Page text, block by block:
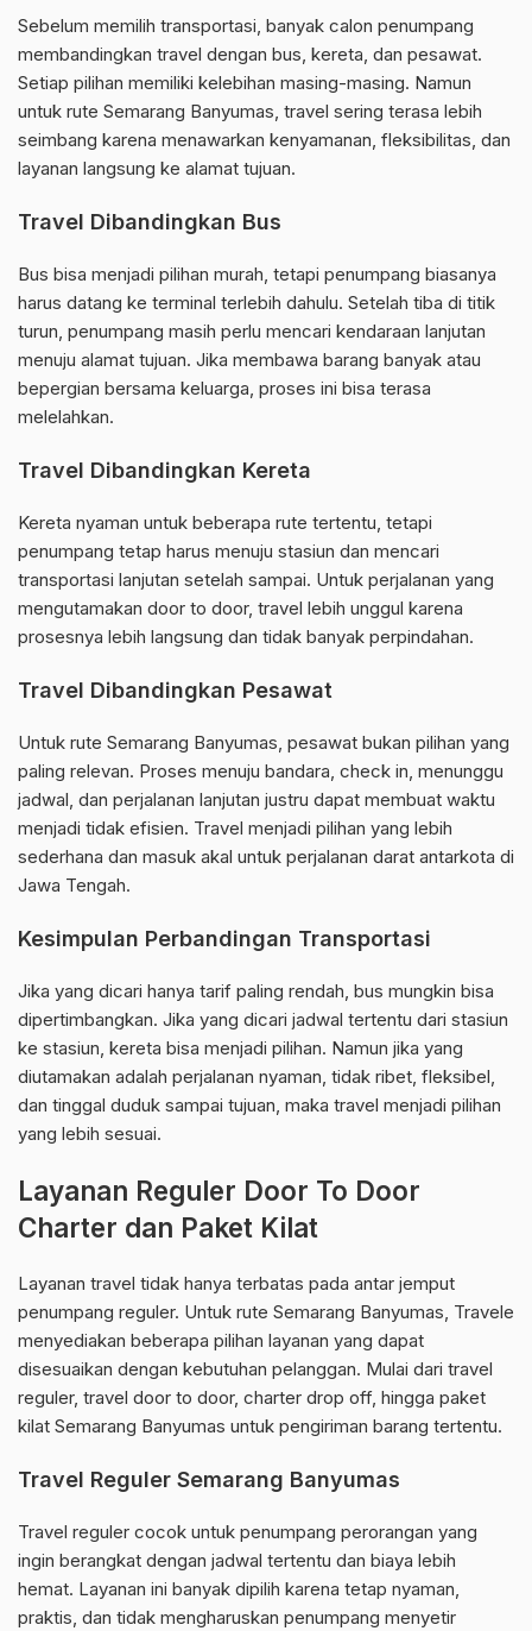
Sebelum memilih transportasi, banyak calon penumpang
membandingkan travel dengan bus, kereta, dan pesawat.
Setiap pilihan memiliki kelebihan masing-masing. Namun
untuk rute Semarang Banyumas, travel sering terasa lebih
seimbang karena menawarkan kenyamanan, fleksibilitas, dan
layanan langsung ke alamat tujuan.
Travel Dibandingkan Bus
Bus bisa menjadi pilihan murah, tetapi penumpang biasanya
harus datang ke terminal terlebih dahulu. Setelah tiba di titik
turun, penumpang masih perlu mencari kendaraan lanjutan
menuju alamat tujuan. Jika membawa barang banyak atau
bepergian bersama keluarga, proses ini bisa terasa
melelahkan.
Travel Dibandingkan Kereta
Kereta nyaman untuk beberapa rute tertentu, tetapi
penumpang tetap harus menuju stasiun dan mencari
transportasi lanjutan setelah sampai. Untuk perjalanan yang
mengutamakan door to door, travel lebih unggul karena
prosesnya lebih langsung dan tidak banyak perpindahan.
Travel Dibandingkan Pesawat
Untuk rute Semarang Banyumas, pesawat bukan pilihan yang
paling relevan. Proses menuju bandara, check in, menunggu
jadwal, dan perjalanan lanjutan justru dapat membuat waktu
menjadi tidak efisien. Travel menjadi pilihan yang lebih
sederhana dan masuk akal untuk perjalanan darat antarkota di
Jawa Tengah.
Kesimpulan Perbandingan Transportasi
Jika yang dicari hanya tarif paling rendah, bus mungkin bisa
dipertimbangkan. Jika yang dicari jadwal tertentu dari stasiun
ke stasiun, kereta bisa menjadi pilihan. Namun jika yang
diutamakan adalah perjalanan nyaman, tidak ribet, fleksibel,
dan tinggal duduk sampai tujuan, maka travel menjadi pilihan
yang lebih sesuai.
Layanan Reguler Door To Door
Charter dan Paket Kilat
Layanan travel tidak hanya terbatas pada antar jemput
penumpang reguler. Untuk rute Semarang Banyumas, Travele
menyediakan beberapa pilihan layanan yang dapat
disesuaikan dengan kebutuhan pelanggan. Mulai dari travel
reguler, travel door to door, charter drop off, hingga paket
kilat Semarang Banyumas untuk pengiriman barang tertentu.
Travel Reguler Semarang Banyumas
Travel reguler cocok untuk penumpang perorangan yang
ingin berangkat dengan jadwal tertentu dan biaya lebih
hemat. Layanan ini banyak dipilih karena tetap nyaman,
praktis, dan tidak mengharuskan penumpang menyetir